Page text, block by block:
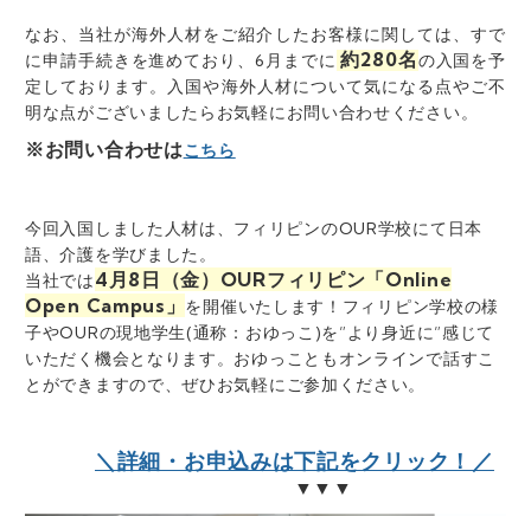
なお、当社が海外人材をご紹介したお客様に関しては、 すで
に申請手続きを進めており、6月までに 約280名の入国を予
定しております。入国や海外人材について気になる点やご不
明な点がございましたら お気軽にお問い合わせください。
※お問い合わせはこちら
今回入国しました人材は、フィリピンのOUR学校にて日本
語、介護を学びました。
当社では4月8日（金）OURフィリピン「Online
Open Campus」 を開催いたします！ フィリピン学校の様
子やOURの現地学生(通称：おゆっこ)を”より身近に”感じて
いただく機会となります。 おゆっこともオンラインで話すこ
とができますので、ぜひお気軽にご参加ください。
＼詳細・お申込みは下記をクリック！／
▼▼▼